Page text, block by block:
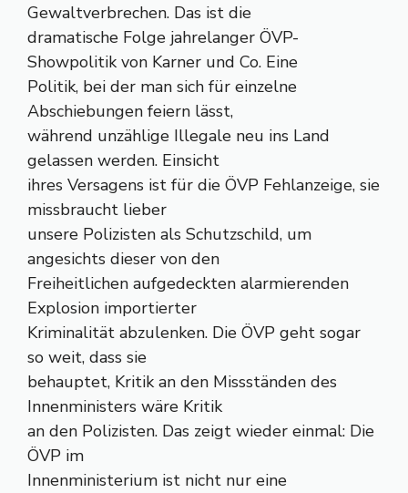
Gewaltverbrechen. Das ist die
dramatische Folge jahrelanger ÖVP-
Showpolitik von Karner und Co. Eine
Politik, bei der man sich für einzelne
Abschiebungen feiern lässt,
während unzählige Illegale neu ins Land
gelassen werden. Einsicht
ihres Versagens ist für die ÖVP Fehlanzeige, sie
missbraucht lieber
unsere Polizisten als Schutzschild, um
angesichts dieser von den
Freiheitlichen aufgedeckten alarmierenden
Explosion importierter
Kriminalität abzulenken. Die ÖVP geht sogar
so weit, dass sie
behauptet, Kritik an den Missständen des
Innenministers wäre Kritik
an den Polizisten. Das zeigt wieder einmal: Die
ÖVP im
Innenministerium ist nicht nur eine